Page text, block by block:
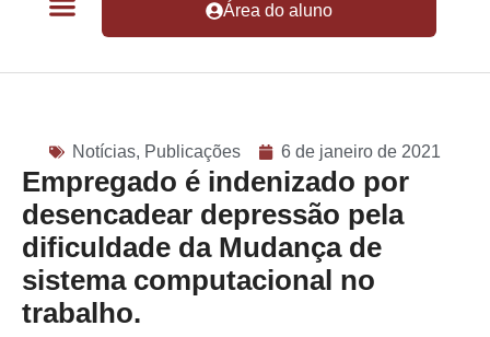
Área do aluno
Notícias, Publicações 6 de janeiro de 2021
Empregado é indenizado por
desencadear depressão pela
dificuldade da Mudança de
sistema computacional no
trabalho.